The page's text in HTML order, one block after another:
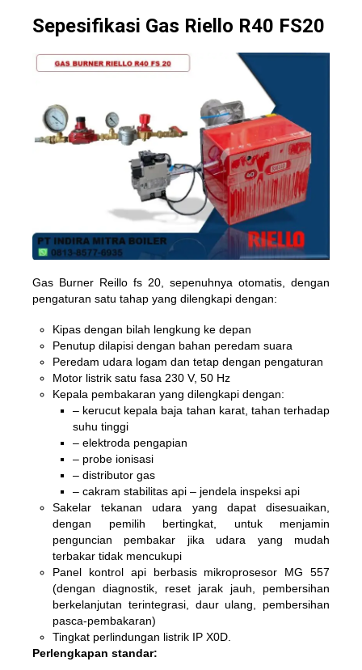
Sepesifikasi Gas Riello R40 FS20
Gas Burner Reillo fs 20, sepenuhnya otomatis, dengan
pengaturan satu tahap yang dilengkapi dengan:
Kipas dengan bilah lengkung ke depan
Penutup dilapisi dengan bahan peredam suara
Peredam udara logam dan tetap dengan pengaturan
Motor listrik satu fasa 230 V, 50 Hz
Kepala pembakaran yang dilengkapi dengan:
– kerucut kepala baja tahan karat, tahan terhadap
suhu tinggi
– elektroda pengapian
– probe ionisasi
– distributor gas
– cakram stabilitas api – jendela inspeksi api
Sakelar tekanan udara yang dapat disesuaikan,
dengan pemilih bertingkat, untuk menjamin
penguncian pembakar jika udara yang mudah
terbakar tidak mencukupi
Panel kontrol api berbasis mikroprosesor MG 557
(dengan diagnostik, reset jarak jauh, pembersihan
berkelanjutan terintegrasi, daur ulang, pembersihan
pasca-pembakaran)
Tingkat perlindungan listrik IP X0D.
Perlengkapan standar: